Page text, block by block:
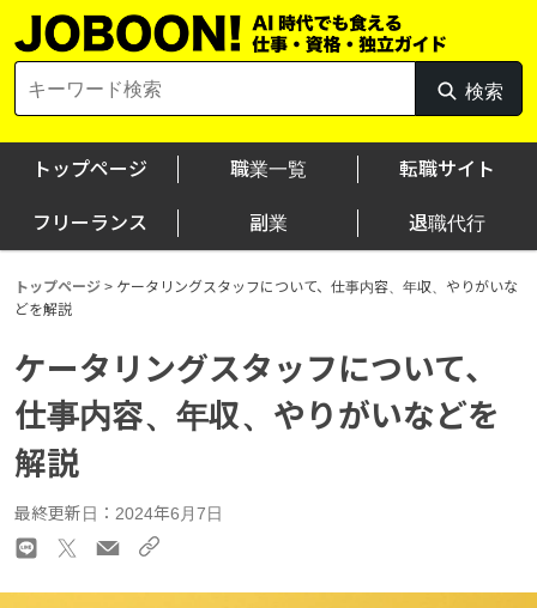
Skip
to
for:
検索
検
索
トップページ 職業一覧 転職サイト
フリーランス 副業 退職代行
トップページ > ケータリングスタッフについて、仕事内容、年収、やりがいな
どを解説
ケータリングスタッフについて、
仕事内容、年収、やりがいなどを
解説
最終更新日：2024年6月7日